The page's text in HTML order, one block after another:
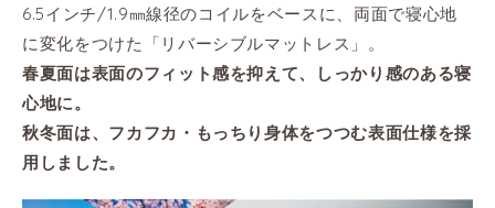
6.5インチ/1.9㎜線径のコイルをベースに、両面で寝心地
に変化をつけた「リバーシブルマットレス」。
春夏面は表面のフィット感を抑えて、しっかり感のある寝
心地に。
秋冬面は、フカフカ・もっちり身体をつつむ表面仕様を採
用しました。